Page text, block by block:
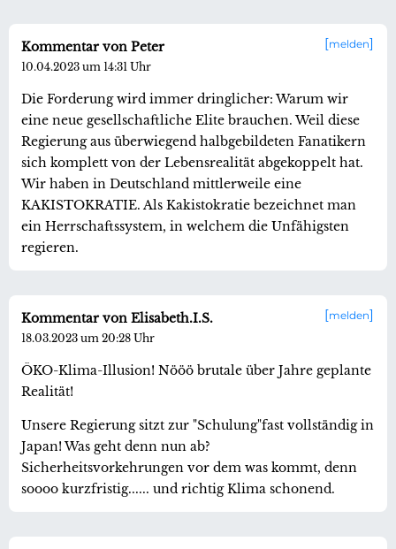
melden
Kommentar von Peter
10.04.2023 um 14:31 Uhr
Die Forderung wird immer dringlicher: Warum wir
eine neue gesellschaftliche Elite brauchen. Weil diese
Regierung aus überwiegend halbgebildeten Fanatikern
sich komplett von der Lebensrealität abgekoppelt hat.
Wir haben in Deutschland mittlerweile eine
KAKISTOKRATIE. Als Kakistokratie bezeichnet man
ein Herrschaftssystem, in welchem die Unfähigsten
regieren.
melden
Kommentar von Elisabeth.I.S.
18.03.2023 um 20:28 Uhr
ÖKO-Klima-Illusion! Nööö brutale über Jahre geplante
Realität!
Unsere Regierung sitzt zur "Schulung"fast vollständig in
Japan! Was geht denn nun ab?
Sicherheitsvorkehrungen vor dem was kommt, denn
soooo kurzfristig...... und richtig Klima schonend.